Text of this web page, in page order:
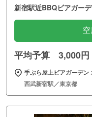
新宿駅近BBQビアガー
平均予算 3,000円
手ぶら屋上ビアガーデン
西武新宿駅／東京都